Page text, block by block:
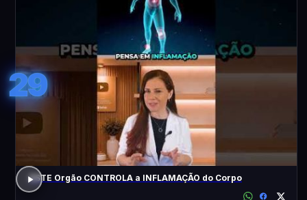
29
ESTE Orgão CONTROLA a INFLAMAÇÃO do Corpo